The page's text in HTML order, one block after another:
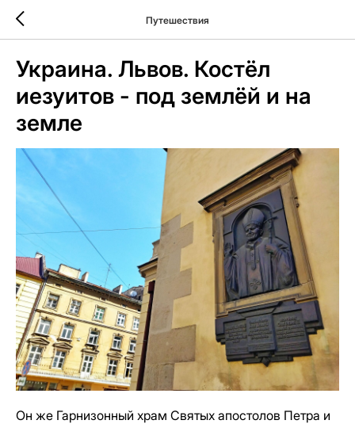
Путешествия
Украина. Львов. Костёл
иезуитов - под землёй и на
земле
Он же Гарнизонный храм Святых апостолов Петра и